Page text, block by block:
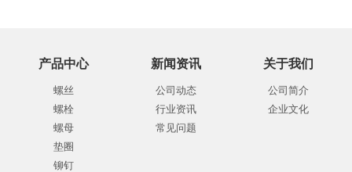
产品中心
螺丝
螺栓
螺母
垫圈
铆钉
新闻资讯
公司动态
行业资讯
常见问题
关于我们
公司简介
企业文化